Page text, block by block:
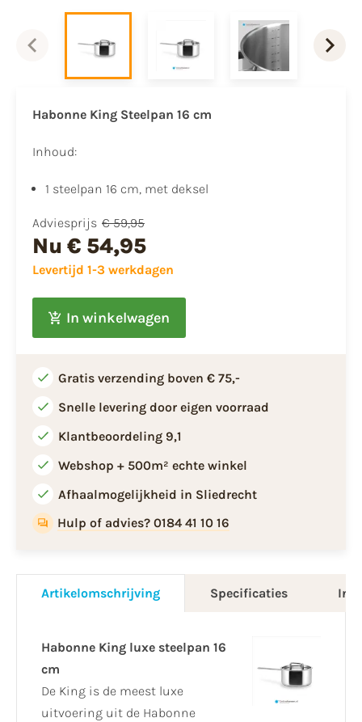
Habonne King Steelpan 16 cm
Inhoud:
1 steelpan 16 cm, met deksel
Adviesprijs € 59,95
Nu € 54,95
Levertijd 1-3 werkdagen
In winkelwagen
Gratis verzending boven € 75,-
Snelle levering door eigen voorraad
Klantbeoordeling 9,1
Webshop + 500m² echte winkel
Afhaalmogelijkheid in Sliedrecht
Hulp of advies? 0184 41 10 16
Artikelomschrijving Specificaties
Habonne King luxe steelpan 16
cm
De King is de meest luxe
uitvoering uit de Habonne